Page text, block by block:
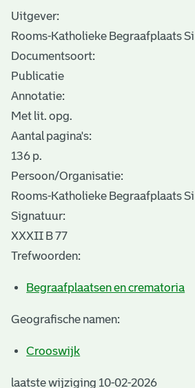
Uitgever:
Rooms-Katholieke Begraafplaats
Documentsoort:
Publicatie
Annotatie:
Met lit. opg.
Aantal pagina's:
136 p.
Persoon/Organisatie:
Rooms-Katholieke Begraafplaats
Signatuur:
XXXII B 77
Trefwoorden:
Begraafplaatsen en crematoria
Geografische namen:
Crooswijk
laatste wijziging 10-02-2026